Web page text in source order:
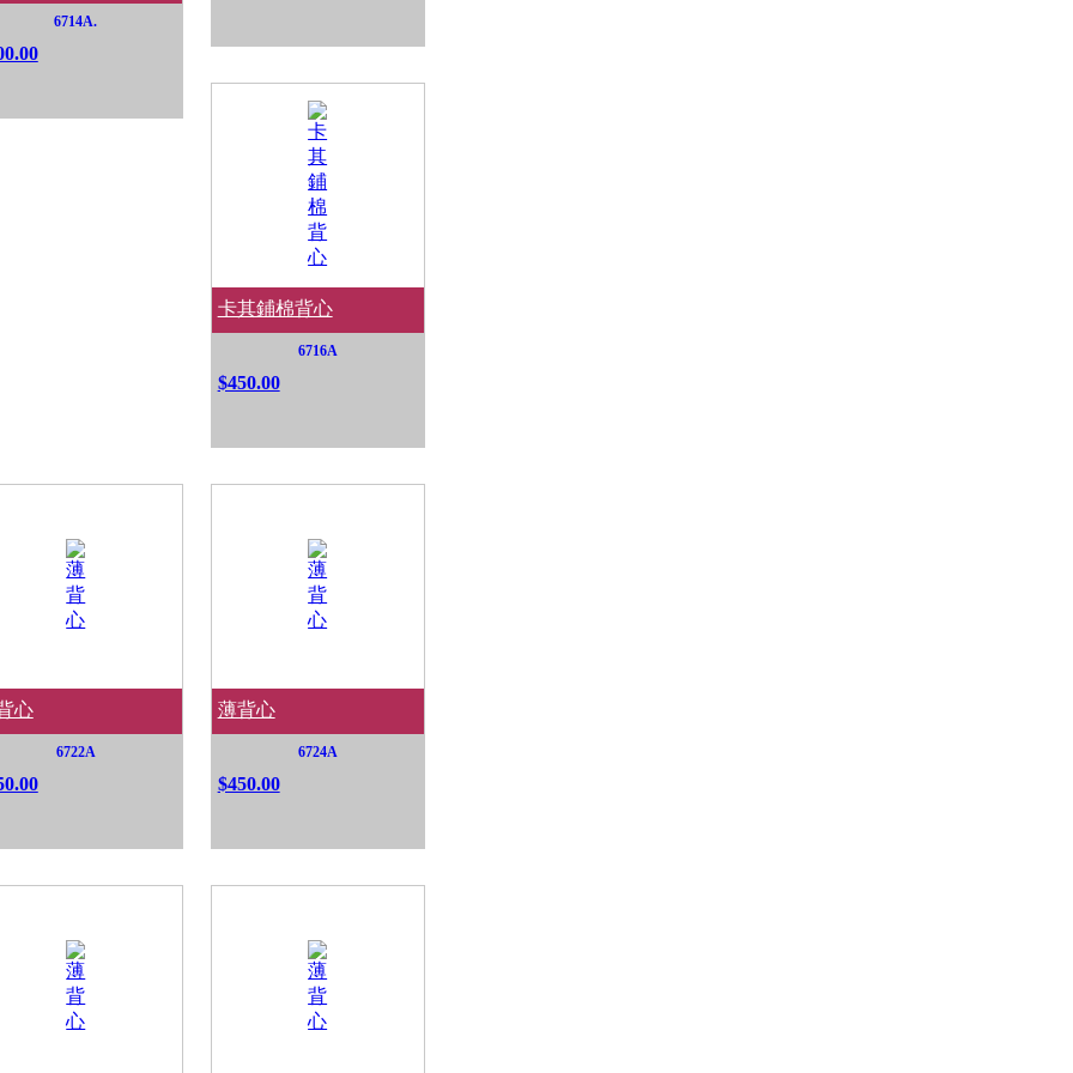
6714A.
卡其鋪棉背心
6716A
$450.00
心
6722A
薄背心
6724A
$450.00